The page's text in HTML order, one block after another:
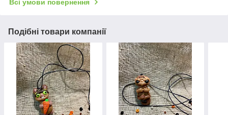
Всі умови повернення
Подібні товари компанії